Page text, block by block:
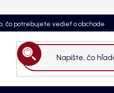
čo potrebujete vedieť o obchode
Hľadať